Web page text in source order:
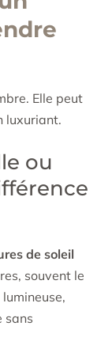
Elle peut
luxuriant.
ou
de soleil
souvent le
sans